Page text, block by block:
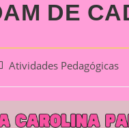
DE
Atividades Pedagógicas